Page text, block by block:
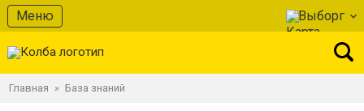
Меню Выборг
Главная » База знаний